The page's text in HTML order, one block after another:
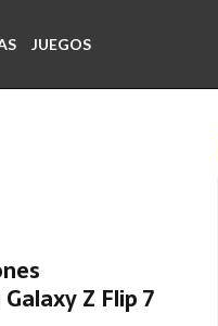
JUEGOS
Z Flip 7